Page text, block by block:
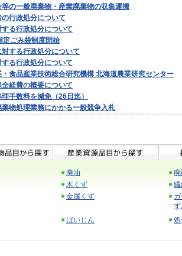
等の一般廃棄物・産業廃棄物の収集運搬
行政処分について
る行政処分について
ごみ袋制度開始
する行政処分について
る行政処分について
食品産業技術総合研究機構 北海道農業研究センター
経費の概要について
数料を減免（26日迄）
物処理業務にかかる一般競争入札
廃油
木くず
金属くず
ばいじん